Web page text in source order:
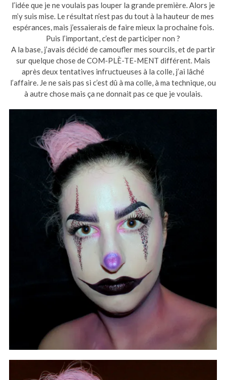
l’idée que je ne voulais pas louper la grande première. Alors je
m’y suis mise. Le résultat n’est pas du tout à la hauteur de mes
espérances, mais j’essaierais de faire mieux la prochaine fois.
Puis l’important, c’est de participer non ?
A la base, j’avais décidé de camoufler mes sourcils, et de partir
sur quelque chose de COM-PLÈ-TE-MENT différent. Mais
après deux tentatives infructueuses à la colle, j’ai lâché
l’affaire. Je ne sais pas si c’est dû à ma colle, à ma technique, ou
à autre chose mais ça ne donnait pas ce que je voulais.